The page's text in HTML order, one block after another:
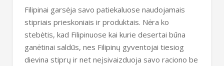
Filipinai garsėja savo patiekaluose naudojamais
stipriais prieskoniais ir produktais. Nėra ko
stebėtis, kad Filipinuose kai kurie desertai būna
ganėtinai saldūs, nes Filipinų gyventojai tiesiog
dievina stiprų ir net neįsivaizduoja savo raciono be